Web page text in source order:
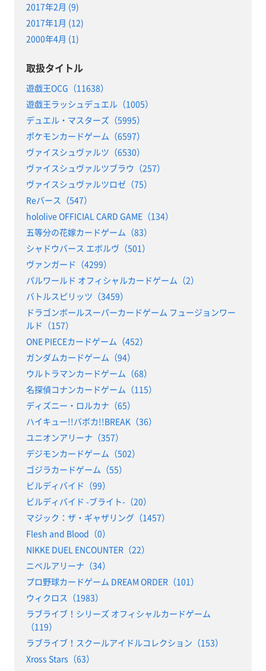
2017年2月 (9)
2017年1月 (12)
2000年4月 (1)
取扱タイトル
遊戯王OCG（11638）
遊戯王ラッシュデュエル（1005）
デュエル・マスターズ（5995）
ポケモンカードゲーム（6597）
ヴァイスシュヴァルツ（6530）
ヴァイスシュヴァルツブラウ（257）
ヴァイスシュヴァルツロゼ（75）
Reバース（547）
hololive OFFICIAL CARD GAME（134）
五等分の花嫁カードゲーム（83）
シャドウバース エボルヴ（501）
ヴァンガード（4299）
パルワールド オフィシャルカードゲーム（2）
バトルスピリッツ（3459）
ドラゴンボールスーパーカードゲーム フュージョンワー
ルド（157）
ONE PIECEカードゲーム（452）
ガンダムカードゲーム（94）
ウルトラマンカードゲーム（68）
名探偵コナンカードゲーム（115）
ディズニー・ロルカナ（65）
ハイキュー!!バボカ!!BREAK（36）
ユニオンアリーナ（357）
デジモンカードゲーム（502）
ゴジラカードゲーム（55）
ビルディバイド（99）
ビルディバイド -ブライト-（20）
マジック：ザ・ギャザリング（1457）
Flesh and Blood（0）
NIKKE DUEL ENCOUNTER（22）
ニベルアリーナ（34）
プロ野球カードゲーム DREAM ORDER（101）
ウィクロス（1983）
ラブライブ！シリーズ オフィシャルカードゲーム
（119）
ラブライブ！スクールアイドルコレクション（153）
Xross Stars（63）